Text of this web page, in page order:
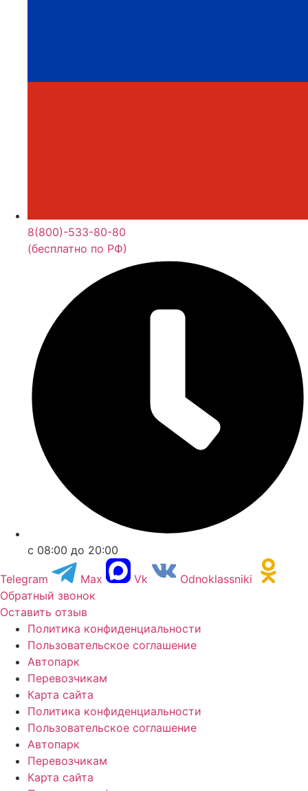
8(800)-533-80-80
(бесплатно по РФ)
с 08:00 до 20:00
Telegram Max Vk
Odnoklassniki
Обратный звонок
Оставить отзыв
Политика конфиденциальности
Пользовательское соглашение
Автопарк
Перевозчикам
Карта сайта
Политика конфиденциальности
Пользовательское соглашение
Автопарк
Перевозчикам
Карта сайта